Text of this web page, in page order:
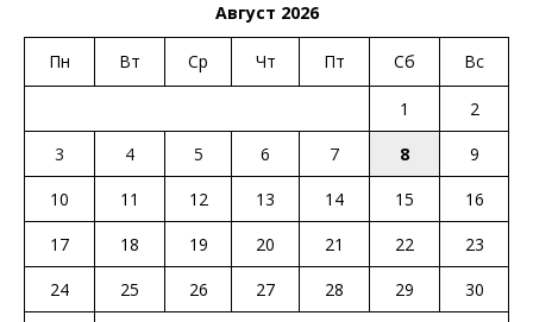
Август 2026
Пн Вт Ср Чт Пт Сб Вс
1
2
3
4 5 6 7 8
9
10
11 12 13 14 15
16
17
18 19 20 21 22
23
24
25 26 27 28 29
30